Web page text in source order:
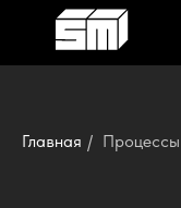
Главная / Процессы